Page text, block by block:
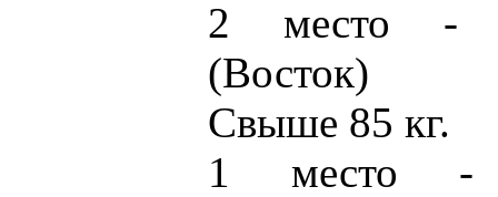
2 место -
(Восток)
Свыше 85 кг.
1 место -